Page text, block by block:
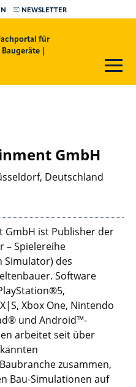
NEWSLETTER
für
|
GmbH
Deutschland
GmbH ist Publisher der
– Spielereihe
des
Software
Xbox One, Nintendo
und Android™-
arbeitet seit über
zusammen,
Bau-Simulationen auf